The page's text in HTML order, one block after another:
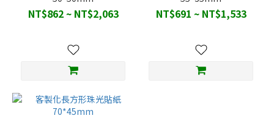
NT$862 ~ NT$2,063 NT$691 ~ NT$1,533